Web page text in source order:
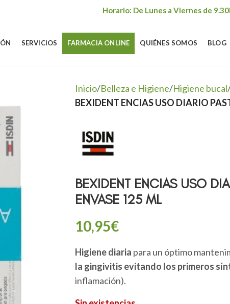
Horario: De Lunes a Viernes de
SERVICIOS FARMACIA ONLINE QUIÉNES SOMOS BLOG
Inicio/Belleza e Higiene/Higiene bucal
BEXIDENT ENCIAS USO DIARIO
BEXIDENT ENCIAS USO
ENVASE 125 ML
10,95€
Higiene diaria para un óptimo
la gingivitis evitando los primeros
inflamación).